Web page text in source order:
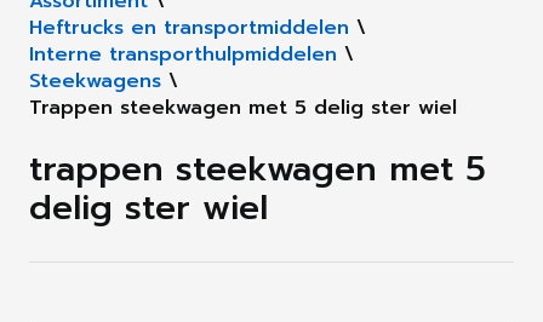
Heftrucks en transportmiddelen \
Interne transporthulpmiddelen \
Steekwagens \
Trappen steekwagen met 5 delig ster wiel
trappen steekwagen met 5
delig ster wiel